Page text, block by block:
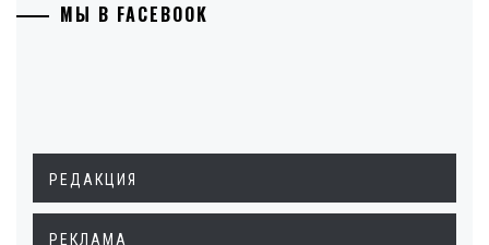
МЫ В FACEBOOK
РЕДАКЦИЯ
РЕКЛАМА